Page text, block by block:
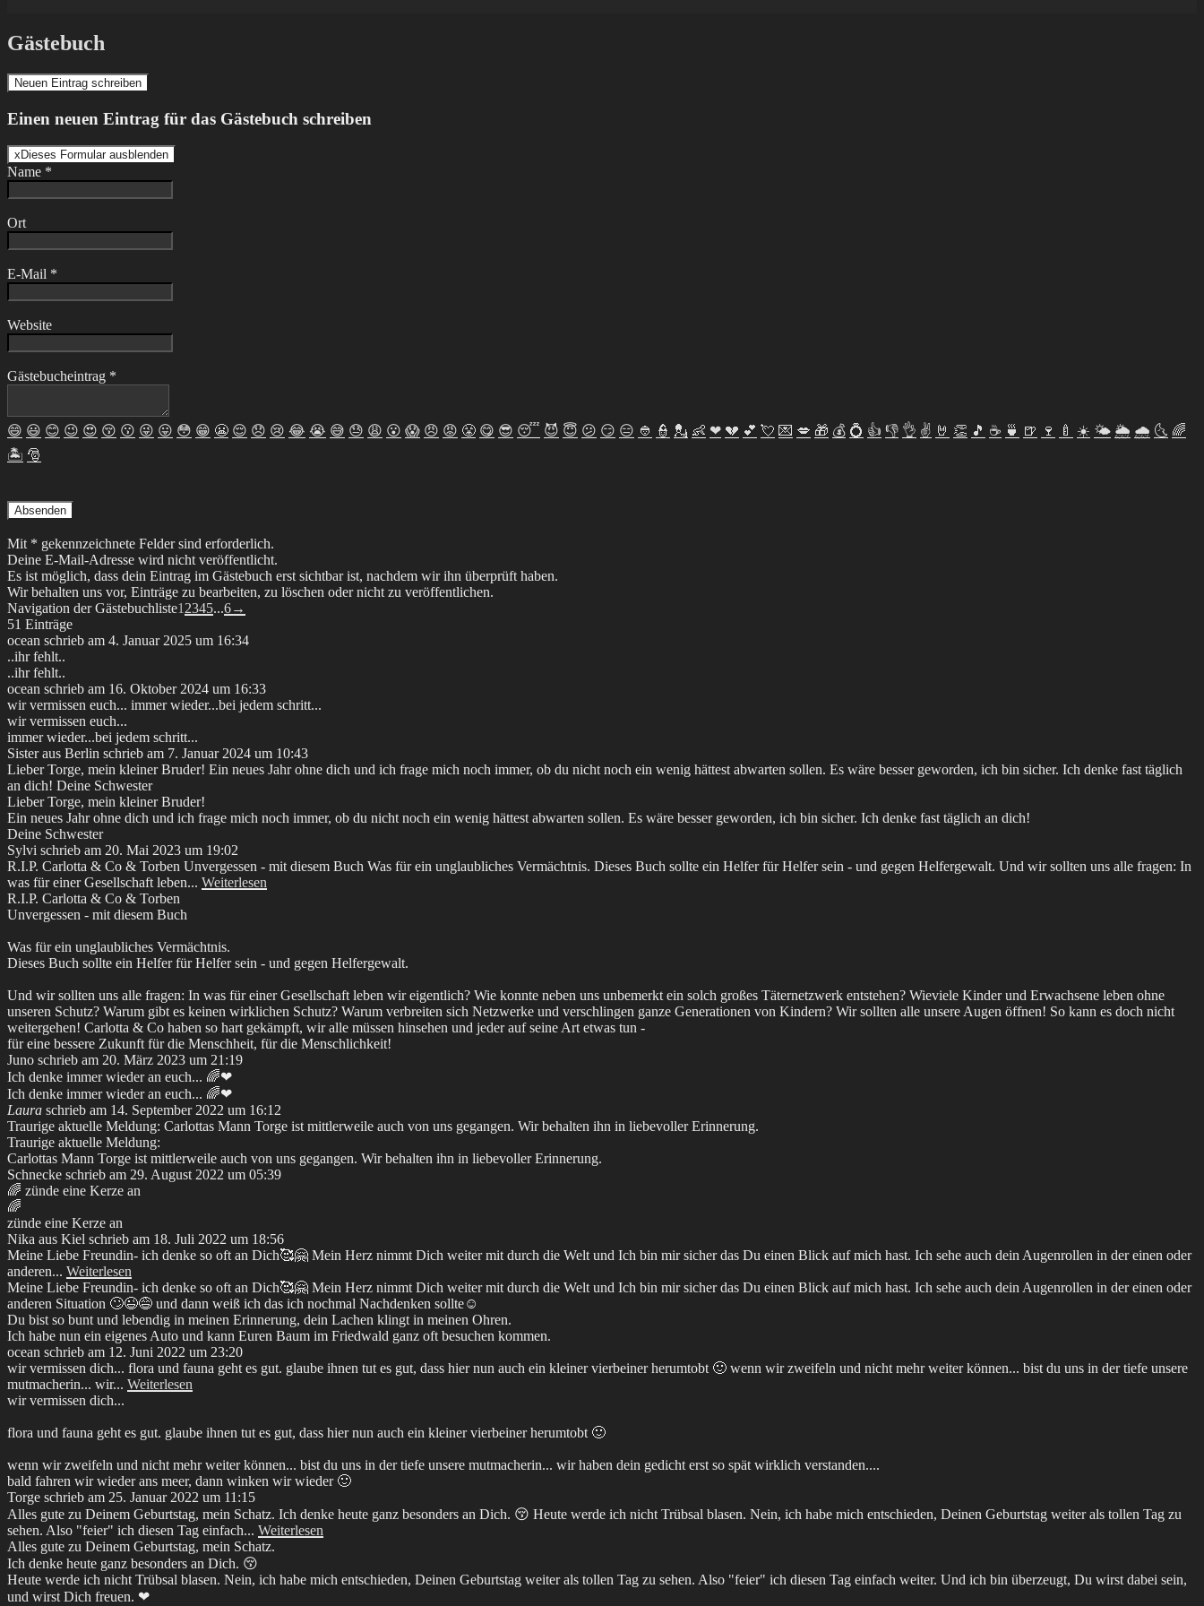
Gästebuch
Einen neuen Eintrag für das Gästebuch schreiben
x Dieses Formular ausblenden
Name *
Ort
E-Mail *
Website
Gästebucheintrag *
😄 😃 😊 😉 😍 😚 😗 😜 😛 😳 😁 😬 😌 😞 😢 😂 😭 😅 😓 😩 😮 😱 😠 😡 😤 😋 😎 😴 😈 😇 😕 😏 😑 👲 👮 💂 👶 ❤ 💔 💕 💘 💌 💋 🎁 💰 💍 👍 👎 👌 ✌️ 🤘 👏 🎵 ☕️ 🍵 🍺 🍷 🍼 ☀️ 🌤 🌦 🌧 🌜 🌈
🏝 🎅
Mit * gekennzeichnete Felder sind erforderlich.
Deine E-Mail-Adresse wird nicht veröffentlicht.
Es ist möglich, dass dein Eintrag im Gästebuch erst sichtbar ist, nachdem wir ihn überprüft haben.
Wir behalten uns vor, Einträge zu bearbeiten, zu löschen oder nicht zu veröffentlichen.
Navigation der Gästebuchliste1 2345...6→
51 Einträge
ocean schrieb am 4. Januar 2025 um 16:34
..ihr fehlt..
..ihr fehlt..
ocean schrieb am 16. Oktober 2024 um 16:33
wir vermissen euch... immer wieder...bei jedem schritt...
wir vermissen euch...
immer wieder...bei jedem schritt...
Sisteraus Berlin schrieb am 7. Januar 2024 um 10:43
Lieber Torge, mein kleiner Bruder! Ein neues Jahr ohne dich und ich frage mich noch immer, ob du nicht noch ein wenig hättest abwarten sollen. Es wäre besser geworden, ich bin sicher. Ich denke fast täglich
an dich! Deine Schwester
Lieber Torge, mein kleiner Bruder!
Ein neues Jahr ohne dich und ich frage mich noch immer, ob du nicht noch ein wenig hättest abwarten sollen. Es wäre besser geworden, ich bin sicher. Ich denke fast täglich an dich!
Deine Schwester
Sylvi schrieb am 20. Mai 2023 um 19:02
R.I.P. Carlotta & Co & Torben Unvergessen - mit diesem Buch Was für ein unglaubliches Vermächtnis. Dieses Buch sollte ein Helfer für Helfer sein - und gegen Helfergewalt. Und wir sollten uns alle fragen: In
was für einer Gesellschaft leben... Weiterlesen
R.I.P. Carlotta & Co & Torben
Unvergessen - mit diesem Buch
Was für ein unglaubliches Vermächtnis.
Dieses Buch sollte ein Helfer für Helfer sein - und gegen Helfergewalt.
Und wir sollten uns alle fragen: In was für einer Gesellschaft leben wir eigentlich? Wie konnte neben uns unbemerkt ein solch großes Täternetzwerk entstehen? Wieviele Kinder und Erwachsene leben ohne
unseren Schutz? Warum gibt es keinen wirklichen Schutz? Warum verbreiten sich Netzwerke und verschlingen ganze Generationen von Kindern? Wir sollten alle unsere Augen öffnen! So kann es doch nicht
weitergehen! Carlotta & Co haben so hart gekämpft, wir alle müssen hinsehen und jeder auf seine Art etwas tun -
für eine bessere Zukunft für die Menschheit, für die Menschlichkeit!
Juno schrieb am 20. März 2023 um 21:19
Ich denke immer wieder an euch... 🌈❤
Ich denke immer wieder an euch... 🌈❤
Laura schrieb am 14. September 2022 um 16:12
Traurige aktuelle Meldung: Carlottas Mann Torge ist mittlerweile auch von uns gegangen. Wir behalten ihn in liebevoller Erinnerung.
Traurige aktuelle Meldung:
Carlottas Mann Torge ist mittlerweile auch von uns gegangen. Wir behalten ihn in liebevoller Erinnerung.
Schnecke schrieb am 29. August 2022 um 05:39
🌈 zünde eine Kerze an
🌈
zünde eine Kerze an
Nika aus Kiel schrieb am 18. Juli 2022 um 18:56
Meine Liebe Freundin- ich denke so oft an Dich🥰🤗 Mein Herz nimmt Dich weiter mit durch die Welt und Ich bin mir sicher das Du einen Blick auf mich hast. Ich sehe auch dein Augenrollen in der einen oder
anderen... Weiterlesen
Meine Liebe Freundin- ich denke so oft an Dich🥰🤗 Mein Herz nimmt Dich weiter mit durch die Welt und Ich bin mir sicher das Du einen Blick auf mich hast. Ich sehe auch dein Augenrollen in der einen oder
anderen Situation 🙄😉😅 und dann weiß ich das ich nochmal Nachdenken sollte☺️
Du bist so bunt und lebendig in meinen Erinnerung, dein Lachen klingt in meinen Ohren.
Ich habe nun ein eigenes Auto und kann Euren Baum im Friedwald ganz oft besuchen kommen.
ocean schrieb am 12. Juni 2022 um 23:20
wir vermissen dich... flora und fauna geht es gut. glaube ihnen tut es gut, dass hier nun auch ein kleiner vierbeiner herumtobt 🙂 wenn wir zweifeln und nicht mehr weiter können... bist du uns in der tiefe unsere
mutmacherin... wir... Weiterlesen
wir vermissen dich...
flora und fauna geht es gut. glaube ihnen tut es gut, dass hier nun auch ein kleiner vierbeiner herumtobt 🙂
wenn wir zweifeln und nicht mehr weiter können... bist du uns in der tiefe unsere mutmacherin... wir haben dein gedicht erst so spät wirklich verstanden....
bald fahren wir wieder ans meer, dann winken wir wieder 🙂
Torge schrieb am 25. Januar 2022 um 11:15
Alles gute zu Deinem Geburtstag, mein Schatz. Ich denke heute ganz besonders an Dich. 😚 Heute werde ich nicht Trübsal blasen. Nein, ich habe mich entschieden, Deinen Geburtstag weiter als tollen Tag zu
sehen. Also "feier" ich diesen Tag einfach... Weiterlesen
Alles gute zu Deinem Geburtstag, mein Schatz.
Ich denke heute ganz besonders an Dich. 😚
Heute werde ich nicht Trübsal blasen. Nein, ich habe mich entschieden, Deinen Geburtstag weiter als tollen Tag zu sehen. Also "feier" ich diesen Tag einfach weiter. Und ich bin überzeugt, Du wirst dabei sein,
und wirst Dich freuen. ❤